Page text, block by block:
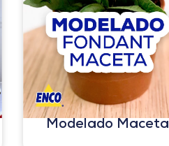
Modelado Maceta